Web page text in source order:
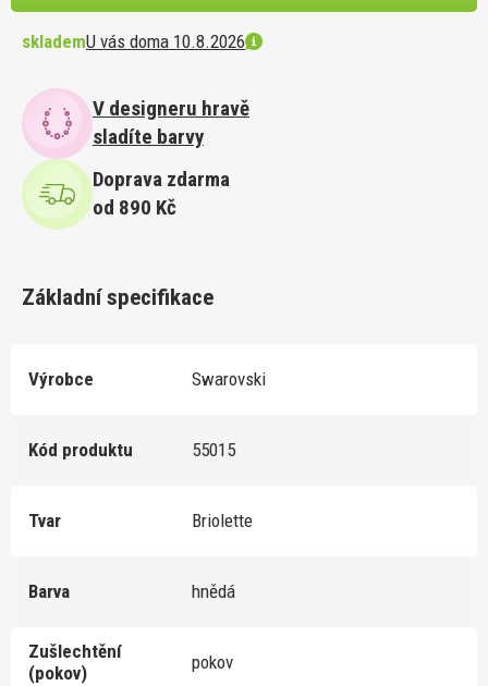
sklademU vás doma 10.8.2026
V designeru hravě
sladíte barvy
Doprava zdarma
od 890 Kč
Základní specifikace
Výrobce Swarovski
Kód produktu 55015
Tvar Briolette
Barva hnědá
Zušlechtění
(pokov)
pokov